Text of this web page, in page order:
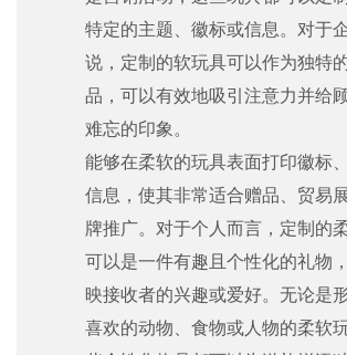
特定的主题、徽标或信息。对于
说，定制的软玩具可以作为独特
品，可以有效地吸引注意力并给
难忘的印象。
能够在柔软的玩具表面打印徽标
信息，使其非常适合赠品、贸易
牌推广。对于个人而言，定制的
可以是一件有趣且个性化的礼物
映接收者的兴趣或爱好。无论是
喜欢的动物、食物或人物的柔软